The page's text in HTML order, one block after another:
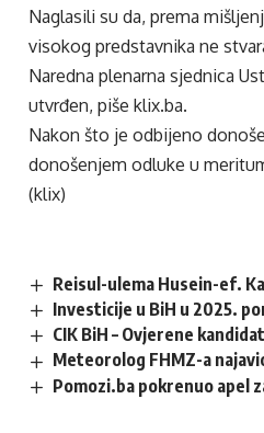
Naglasili su da, prema
visokog predstavnika ne
Naredna plenarna sjednica
utvrđen, piše klix.ba.
Nakon što je odbijeno
donošenjem odluke u
(klix)
Reisul-ulema Husein-ef.
Investicije u BiH u 2025.
CIK BiH – Ovjerene
Meteorolog FHMZ-a
Pomozi.ba pokrenuo apel